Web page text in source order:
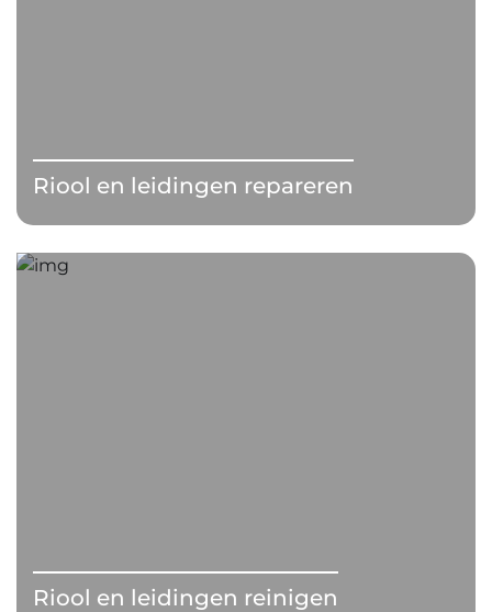
Riool en leidingen repareren
Riool en leidingen reinigen